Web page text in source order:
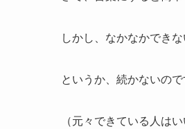
しかし、なかなかできな
というか、続かないので
（元々できている人は